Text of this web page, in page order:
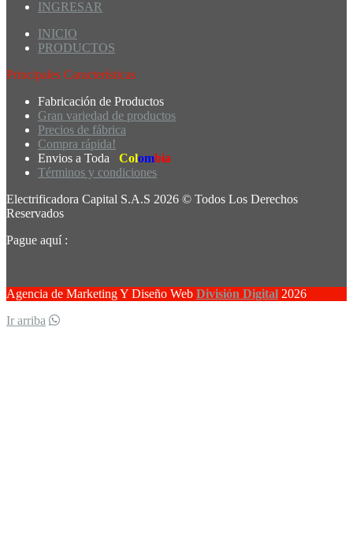
INGRESAR
INICIO
PRODUCTOS
Principales Características
Fabricación de Productos
Gran variedad de productos
Precios de fábrica
Compra rápida!
Envios a Toda
Colombia
Términos y condiciones
Electrificadora Capital S.A.S 2026 © Todos Los Derechos
Reservados
Pague aquí :
Agencia de Marketing Y Diseño Web División Digital 2026
Ir arriba